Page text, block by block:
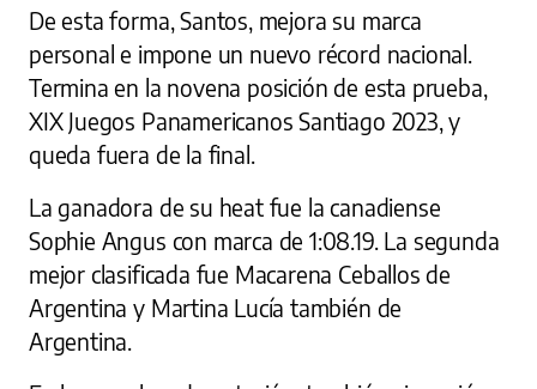
De esta forma, Santos, mejora su marca
personal e impone un nuevo récord nacional.
Termina en la novena posición de esta prueba,
XIX Juegos Panamericanos Santiago 2023, y
queda fuera de la final.
La ganadora de su heat fue la canadiense
Sophie Angus con marca de 1:08.19. La segunda
mejor clasificada fue Macarena Ceballos de
Argentina y Martina Lucía también de
Argentina.